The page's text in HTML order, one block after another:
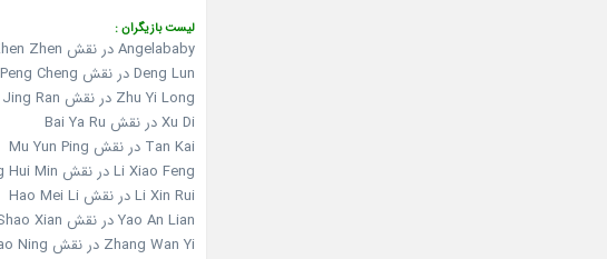
لیست بازیگران :
Angelababy در نقش Cheng Zhen Zhen
Deng Lun در نقش Shao Peng Cheng
Zhu Yi Long در نقش Jing Ran
Xu Di در نقش Bai Ya Ru
Tan Kai در نقش Mu Yun Ping
Li Xiao Feng در نقش Zeng Hui Min
Li Xin Rui در نقش Hao Mei Li
Yao An Lian در نقش Shao Xian
Zhang Wan Yi در نقش Fu Xiao Ning